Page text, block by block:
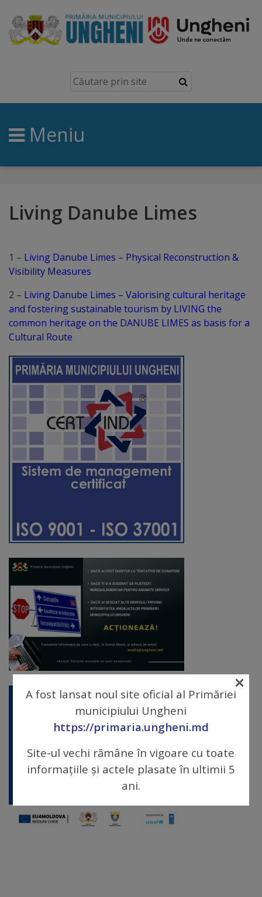
Ungheni
Prezentare
generală
Simbolurile
brand
înfrățite
Distincții
Cetățeni
de
onoare
Deținători
ai
titlului
„Merite
pentru
Ungheni”
Diplome
de
Excelență
Ungheniul
turistic
Obiective
turistice
Sculpturi
(harta
sculpturilor)
Monumente
arhitecturale
Personalități
Meniu
Living Danube Limes
1 – Living Danube Limes – Physical Reconstruction &
Visibility Measures
2 – Living Danube Limes – Valorising cultural heritage
and fostering sustainable tourism by LIVING the
common heritage on the DANUBE LIMES as basis for a
Cultural Route
A fost lansat noul site oficial al Primăriei
municipiului Ungheni
https://primaria.ungheni.md
Site-ul vechi rămâne în vigoare cu toate
informațiile și actele plasate în ultimii 5
ani.
×